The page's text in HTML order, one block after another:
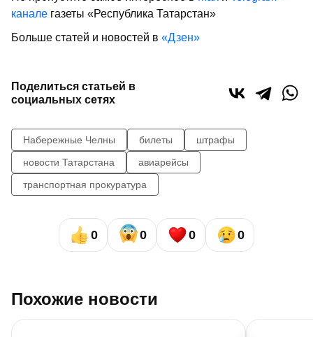
канале газеты «Республика Татарстан»
Больше статей и новостей в «Дзен»
Поделиться статьей в
социальных сетях
Набережные Челны билеты
штрафы
новости Татарстана
авиарейсы
транспортная прокуратура
0 0 0 0
Похожие новости